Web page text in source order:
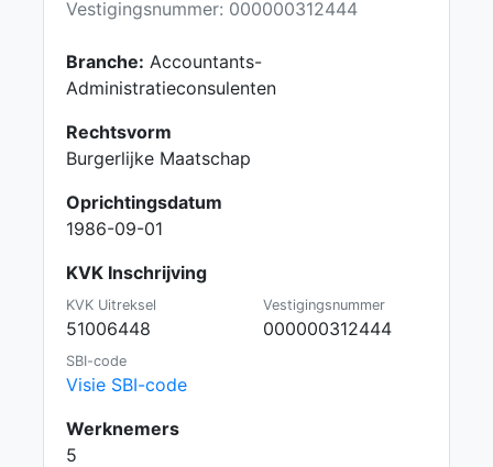
Vestigingsnummer: 000000312444
Branche: Accountants-
Administratieconsulenten
Rechtsvorm
Burgerlijke Maatschap
Oprichtingsdatum
1986-09-01
KVK Inschrijving
KVK Uitreksel
51006448
Vestigingsnummer
000000312444
SBI-code
Visie SBI-code
Werknemers
5